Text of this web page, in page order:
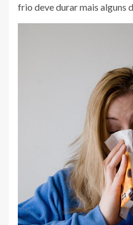
frio deve durar mais alguns